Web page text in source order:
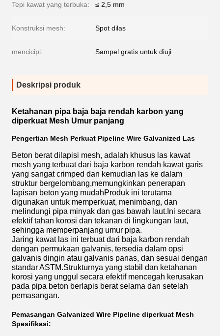
Tepi kawat yang terbuka: ≤ 2,5 mm
Konstruksi mesh: Spot dilas
mencicipi: Sampel gratis untuk diuji
Deskripsi produk
Ketahanan pipa baja baja rendah karbon yang
diperkuat Mesh Umur panjang
Pengertian Mesh Perkuat Pipeline Wire Galvanized Las
Beton berat dilapisi mesh, adalah khusus las kawat
mesh yang terbuat dari baja karbon rendah kawat garis
yang sangat crimped dan kemudian las ke dalam
struktur bergelombang,memungkinkan penerapan
lapisan beton yang mudahProduk ini terutama
digunakan untuk memperkuat, menimbang, dan
melindungi pipa minyak dan gas bawah laut.Ini secara
efektif tahan korosi dan tekanan di lingkungan laut,
sehingga memperpanjang umur pipa.
Jaring kawat las ini terbuat dari baja karbon rendah
dengan permukaan galvanis, tersedia dalam opsi
galvanis dingin atau galvanis panas, dan sesuai dengan
standar ASTM.Strukturnya yang stabil dan ketahanan
korosi yang unggul secara efektif mencegah kerusakan
pada pipa beton berlapis berat selama dan setelah
pemasangan.
Pemasangan Galvanized Wire Pipeline diperkuat Mesh
Spesifikasi: